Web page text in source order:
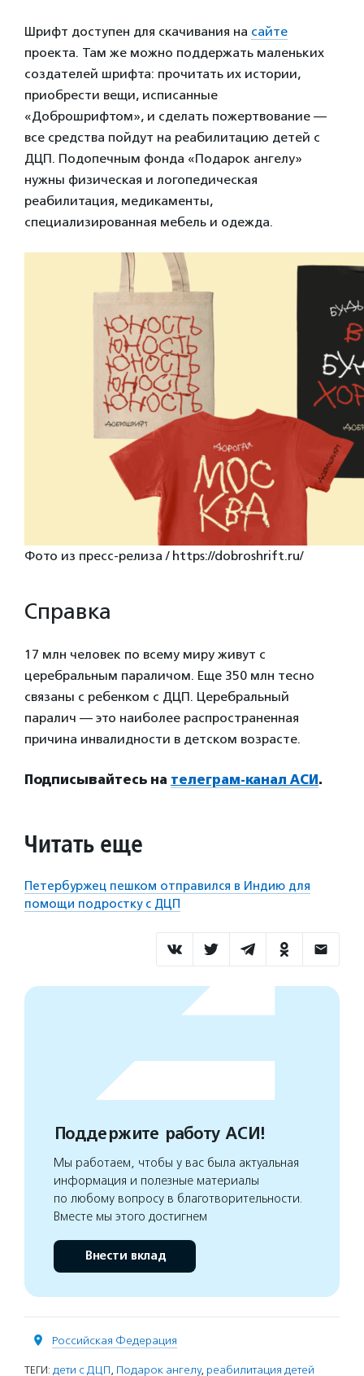
Шрифт доступен для скачивания на сайте
проекта. Там же можно поддержать маленьких
создателей шрифта: прочитать их истории,
приобрести вещи, исписанные
«Доброшрифтом», и сделать пожертвование —
все средства пойдут на реабилитацию детей с
ДЦП. Подопечным фонда «Подарок ангелу»
нужны физическая и логопедическая
реабилитация, медикаменты,
специализированная мебель и одежда.
Фото из пресс-релиза / https://dobroshrift.ru/
Справка
17 млн человек по всему миру живут с
церебральным параличом. Еще 350 млн тесно
связаны с ребенком с ДЦП. Церебральный
паралич — это наиболее распространенная
причина инвалидности в детском возрасте.
Подписывайтесь на телеграм-канал АСИ.
Читать еще
Петербуржец пешком отправился в Индию для
помощи подростку с ДЦП
Поддержите работу АСИ!
Мы работаем, чтобы у вас была актуальная
информация и полезные материалы
по любому вопросу в благотворительности.
Вместе мы этого достигнем
Внести вклад
Российская Федерация
ТЕГИ: дети с ДЦП, Подарок ангелу, реабилитация детей